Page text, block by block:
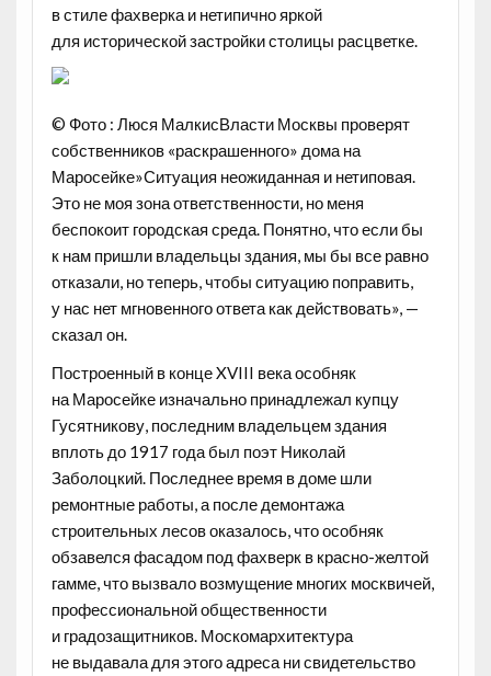
в стиле фахверка и нетипично яркой
для исторической застройки столицы расцветке.
© Фото : Люся МалкисВласти Москвы проверят
собственников «раскрашенного» дома на
Маросейке»Ситуация неожиданная и нетиповая.
Это не моя зона ответственности, но меня
беспокоит городская среда. Понятно, что если бы
к нам пришли владельцы здания, мы бы все равно
отказали, но теперь, чтобы ситуацию поправить,
у нас нет мгновенного ответа как действовать», —
сказал он.
Построенный в конце XVIII века особняк
на Маросейке изначально принадлежал купцу
Гусятникову, последним владельцем здания
вплоть до 1917 года был поэт Николай
Заболоцкий. Последнее время в доме шли
ремонтные работы, а после демонтажа
строительных лесов оказалось, что особняк
обзавелся фасадом под фахверк в красно-желтой
гамме, что вызвало возмущение многих москвичей,
профессиональной общественности
и градозащитников. Москомархитектура
не выдавала для этого адреса ни свидетельство